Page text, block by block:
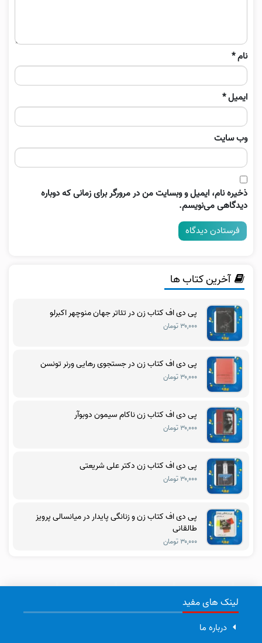
نام*
ایمیل*
وب‌ سایت
ذخیره نام، ایمیل و وبسایت من در مرورگر برای زمانی که دوباره
دیدگاهی می‌نویسم.
آخرین کتاب ها
پی دی اف کتاب زن در تئاتر جهان منوچهر اکبرلو
۳۰,۰۰۰ تومان
پی دی اف کتاب زن در جستجوی رهایی ورنر تونسن
۳۰,۰۰۰ تومان
پی دی اف کتاب زن ناکام سیمون دوبوآر
۳۰,۰۰۰ تومان
پی دی اف کتاب زن دکتر علی شریعتی
۳۰,۰۰۰ تومان
پی دی اف کتاب زن و زنانگی پایدار در میانسالی پرویز
طالقانی
۳۰,۰۰۰ تومان
لینک های مفید
درباره ما